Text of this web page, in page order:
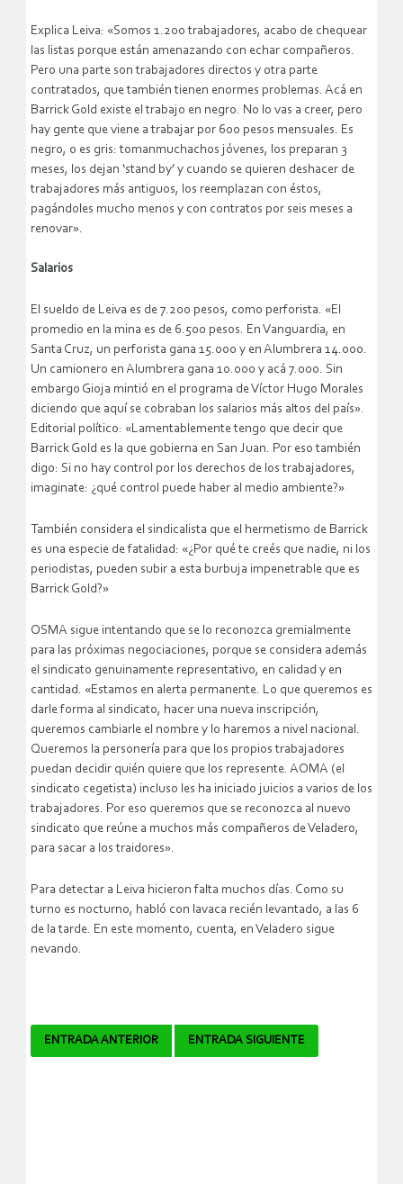
Explica Leiva: «Somos 1.200 trabajadores, acabo de chequear
las listas porque están amenazando con echar compañeros.
Pero una parte son trabajadores directos y otra parte
contratados, que también tienen enormes problemas. Acá en
Barrick Gold existe el trabajo en negro. No lo vas a creer, pero
hay gente que viene a trabajar por 600 pesos mensuales. Es
negro, o es gris: tomanmuchachos jóvenes, los preparan 3
meses, los dejan ‘stand by’ y cuando se quieren deshacer de
trabajadores más antiguos, los reemplazan con éstos,
pagándoles mucho menos y con contratos por seis meses a
renovar».
Salarios
El sueldo de Leiva es de 7.200 pesos, como perforista. «El
promedio en la mina es de 6.500 pesos. En Vanguardia, en
Santa Cruz, un perforista gana 15.000 y en Alumbrera 14.000.
Un camionero en Alumbrera gana 10.000 y acá 7.000. Sin
embargo Gioja mintió en el programa de Víctor Hugo Morales
diciendo que aquí se cobraban los salarios más altos del país».
Editorial político: «Lamentablemente tengo que decir que
Barrick Gold es la que gobierna en San Juan. Por eso también
digo: Si no hay control por los derechos de los trabajadores,
imaginate: ¿qué control puede haber al medio ambiente?»
También considera el sindicalista que el hermetismo de Barrick
es una especie de fatalidad: «¿Por qué te creés que nadie, ni los
periodistas, pueden subir a esta burbuja impenetrable que es
Barrick Gold?»
OSMA sigue intentando que se lo reconozca gremialmente
para las próximas negociaciones, porque se considera además
el sindicato genuinamente representativo, en calidad y en
cantidad. «Estamos en alerta permanente. Lo que queremos es
darle forma al sindicato, hacer una nueva inscripción,
queremos cambiarle el nombre y lo haremos a nivel nacional.
Queremos la personería para que los propios trabajadores
puedan decidir quién quiere que los represente. AOMA (el
sindicato cegetista) incluso les ha iniciado juicios a varios de los
trabajadores. Por eso queremos que se reconozca al nuevo
sindicato que reúne a muchos más compañeros de Veladero,
para sacar a los traidores».
Para detectar a Leiva hicieron falta muchos días. Como su
turno es nocturno, habló con lavaca recién levantado, a las 6
de la tarde. En este momento, cuenta, en Veladero sigue
nevando.
Navegador
ENTRADA ANTERIOR ENTRADA SIGUIENTE